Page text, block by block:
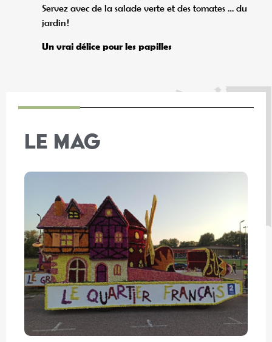
Servez avec de la salade verte et des tomates … du
jardin !
Un vrai délice pour les papilles
LE MAG